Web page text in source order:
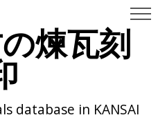
煉瓦刻
database in KANSAI